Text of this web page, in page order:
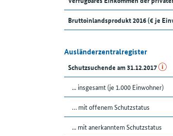
Bruttoinlandsprodukt 2016 (€ je
Ausländerzentralregister
Schutzsuchende am 31.12.2017
... insgesamt (je 1.000 Einwohner)
… mit offenem Schutzstatus
... mit anerkanntem Schutzstatus